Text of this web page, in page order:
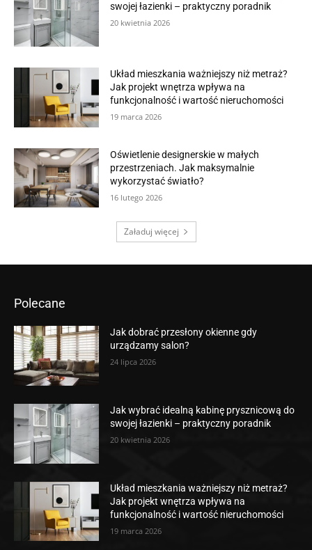
swojej łazienki – praktyczny poradnik
20 kwietnia 2026
Układ mieszkania ważniejszy niż metraż?
Jak projekt wnętrza wpływa na
funkcjonalność i wartość nieruchomości
19 marca 2026
Oświetlenie designerskie w małych
przestrzeniach. Jak maksymalnie
wykorzystać światło?
16 lutego 2026
Załaduj więcej
Polecane
Jak dobrać przesłony okienne gdy
urządzamy salon?
24 lipca 2026
Jak wybrać idealną kabinę prysznicową do
swojej łazienki – praktyczny poradnik
20 kwietnia 2026
Układ mieszkania ważniejszy niż metraż?
Jak projekt wnętrza wpływa na
funkcjonalność i wartość nieruchomości
19 marca 2026